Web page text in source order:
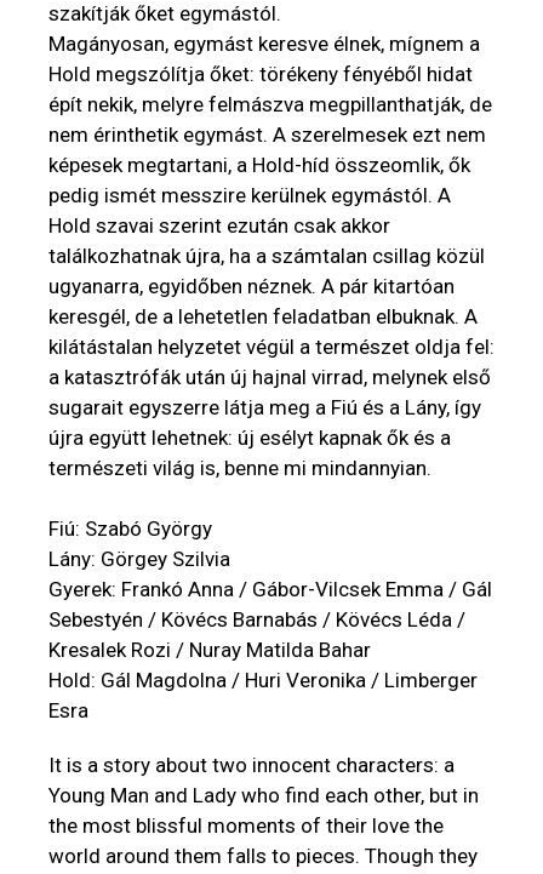
szakítják őket egymástól.
Magányosan, egymást keresve élnek, mígnem a
Hold megszólítja őket: törékeny fényéből hidat
épít nekik, melyre felmászva megpillanthatják, de
nem érinthetik egymást. A szerelmesek ezt nem
képesek megtartani, a Hold-híd összeomlik, ők
pedig ismét messzire kerülnek egymástól. A
Hold szavai szerint ezután csak akkor
találkozhatnak újra, ha a számtalan csillag közül
ugyanarra, egyidőben néznek. A pár kitartóan
keresgél, de a lehetetlen feladatban elbuknak. A
kilátástalan helyzetet végül a természet oldja fel:
a katasztrófák után új hajnal virrad, melynek első
sugarait egyszerre látja meg a Fiú és a Lány, így
újra együtt lehetnek: új esélyt kapnak ők és a
természeti világ is, benne mi mindannyian.
Fiú: Szabó György
Lány: Görgey Szilvia
Gyerek: Frankó Anna / Gábor-Vilcsek Emma / Gál
Sebestyén / Kövécs Barnabás / Kövécs Léda /
Kresalek Rozi / Nuray Matilda Bahar
Hold: Gál Magdolna / Huri Veronika / Limberger
Esra
It is a story about two innocent characters: a
Young Man and Lady who find each other, but in
the most blissful moments of their love the
world around them falls to pieces. Though they